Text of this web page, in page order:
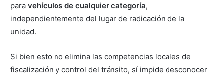
para vehículos de cualquier categoría,
independientemente del lugar de radicación de la
unidad.
Si bien esto no elimina las competencias locales de
fiscalización y control del tránsito, sí impide desconocer